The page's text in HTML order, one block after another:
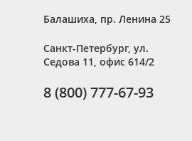
Балашиха пр. Ленина 25
Санкт-Петербург, ул.
Седова 11, офис 614/2
8 (800) 777-67-93